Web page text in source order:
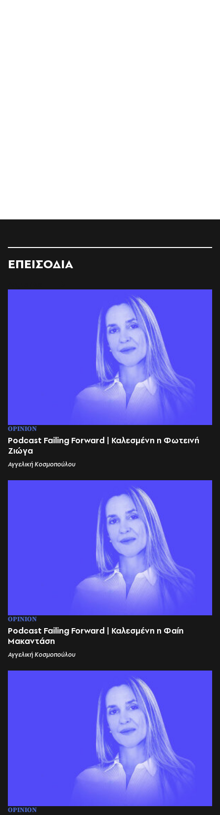
ΕΠΕΙΣΟΔΙΑ
OPINION
Podcast Failing Forward | Καλεσμένη η Φωτεινή
Ζιώγα
Αγγελική Κοσμοπούλου
OPINION
Podcast Failing Forward | Καλεσμένη η Φαίη
Μακαντάση
Αγγελική Κοσμοπούλου
OPINION